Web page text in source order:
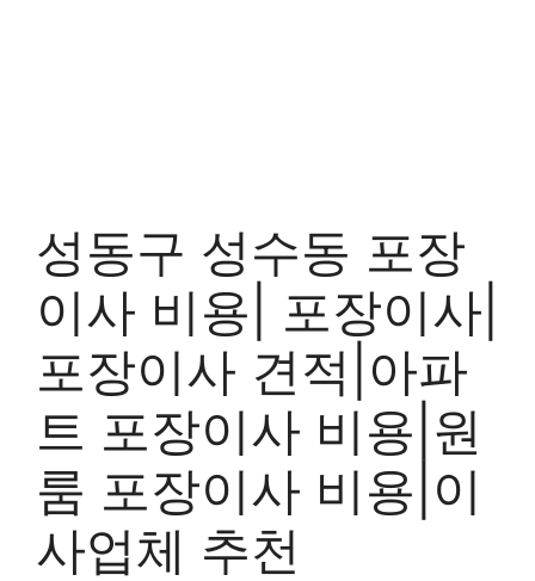
성동구 성수동 포장
이사 비용| 포장이사|
포장이사 견적|아파
트 포장이사 비용|원
룸 포장이사 비용|이
사업체 추천